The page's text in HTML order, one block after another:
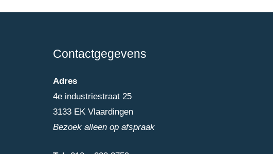
Contactgegevens
Adres
4e industriestraat 25
3133 EK Vlaardingen
Bezoek alleen op afspraak